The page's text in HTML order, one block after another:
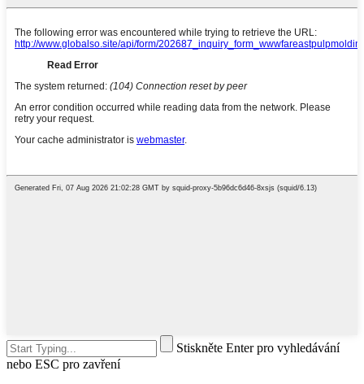
Stiskněte Enter pro vyhledávání
nebo ESC pro zavření